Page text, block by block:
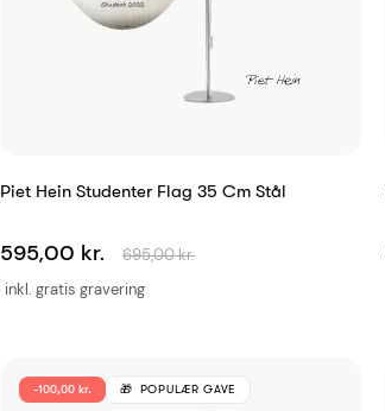
Piet Hein Studenter Flag 35 Cm Stål
inkl. gratis gravering
595,00 kr. 695,00 kr.
-100,00 kr. POPULÆR GAVE